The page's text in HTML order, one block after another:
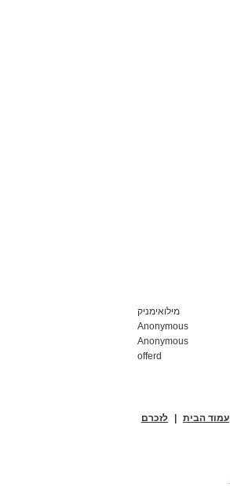
מילואימניק
Anonymous
Anonymous
offerd
עמוד הבית לזכרם